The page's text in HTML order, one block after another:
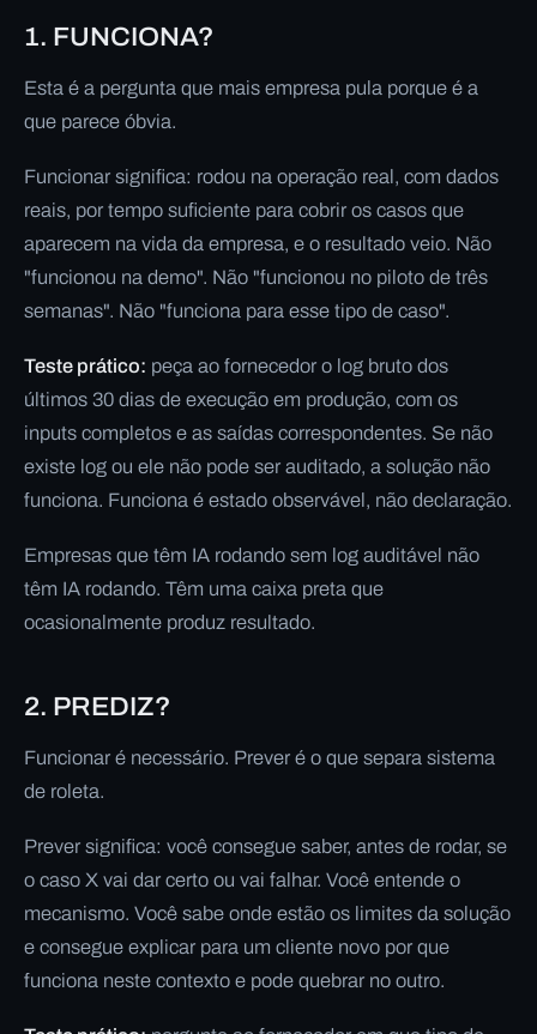
1. FUNCIONA?
Esta é a pergunta que mais empresa pula porque é a
que parece óbvia.
Funcionar significa: rodou na operação real, com dados
reais, por tempo suficiente para cobrir os casos que
aparecem na vida da empresa, e o resultado veio. Não
"funcionou na demo". Não "funcionou no piloto de três
semanas". Não "funciona para esse tipo de caso".
Teste prático: peça ao fornecedor o log bruto dos
últimos 30 dias de execução em produção, com os
inputs completos e as saídas correspondentes. Se não
existe log ou ele não pode ser auditado, a solução não
funciona. Funciona é estado observável, não declaração.
Empresas que têm IA rodando sem log auditável não
têm IA rodando. Têm uma caixa preta que
ocasionalmente produz resultado.
2. PREDIZ?
Funcionar é necessário. Prever é o que separa sistema
de roleta.
Prever significa: você consegue saber, antes de rodar, se
o caso X vai dar certo ou vai falhar. Você entende o
mecanismo. Você sabe onde estão os limites da solução
e consegue explicar para um cliente novo por que
funciona neste contexto e pode quebrar no outro.